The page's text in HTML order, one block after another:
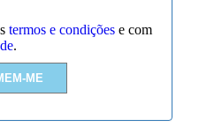
termos e condições e com
.